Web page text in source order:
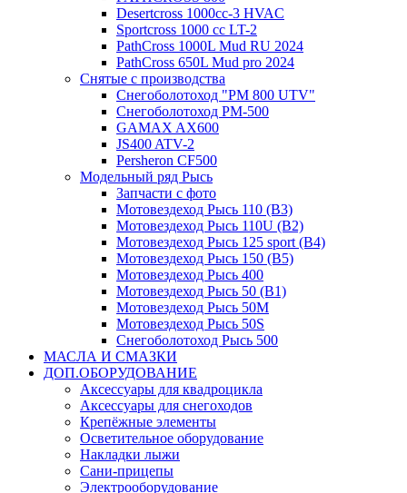
Desertcross 1000cc-3 HVAC
Sportcross 1000 cc LT-2
PathCross 1000L Mud RU 2024
PathCross 650L Mud pro 2024
Снятые с производства
Снегоболотоход "РМ 800 UTV"
Снегоболотоход РМ-500
GAMAX AX600
JS400 ATV-2
Persheron CF500
Модельный ряд Рысь
Запчасти с фото
Мотовездеход Рысь 110 (B3)
Мотовездеход Рысь 110U (B2)
Мотовездеход Рысь 125 sport (B4)
Мотовездеход Рысь 150 (B5)
Мотовездеход Рысь 400
Мотовездеход Рысь 50 (B1)
Мотовездеход Рысь 50M
Мотовездеход Рысь 50S
Снегоболотоход Рысь 500
МАСЛА И СМАЗКИ
ДОП.ОБОРУДОВАНИЕ
Аксессуары для квадроцикла
Аксессуары для снегоходов
Крепёжные элементы
Осветительное оборудование
Накладки лыжи
Сани-прицепы
Электрооборудование